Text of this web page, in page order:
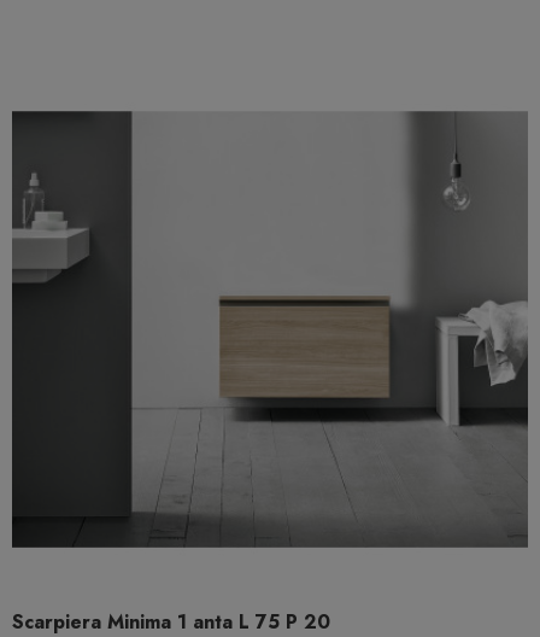
Scarpiera Minima 1 anta L 75 P 20